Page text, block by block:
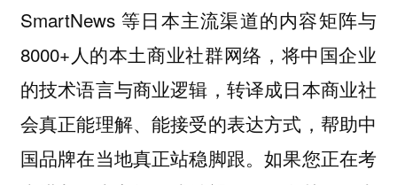
SmartNews 等日本主流渠道的内容矩阵与
8000+人的本土商业社群网络，将中国企业
的技术语言与商业逻辑，转译成日本商业社
会真正能理解、能接受的表达方式，帮助中
国品牌在当地真正站稳脚跟。如果您正在考